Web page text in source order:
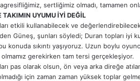
sertliğimiz olmadı, tamamen
TAKIMIN UYUMU İYİ DEĞİL
etkili kullanabilecek ve değerlendirebilecek
Güneş, şunları söyledi; Duran topları iyi
konuda sıkıntı yaşıyoruz. Uzun boylu
gerekirken tam tersi gerçekleşiyor.
pas olarak olsun, ön veya arka direğe
için zaman zaman yüksek toplar